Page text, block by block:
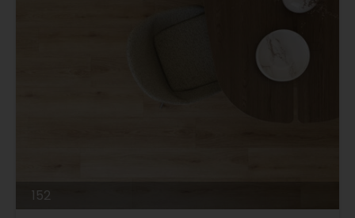
152